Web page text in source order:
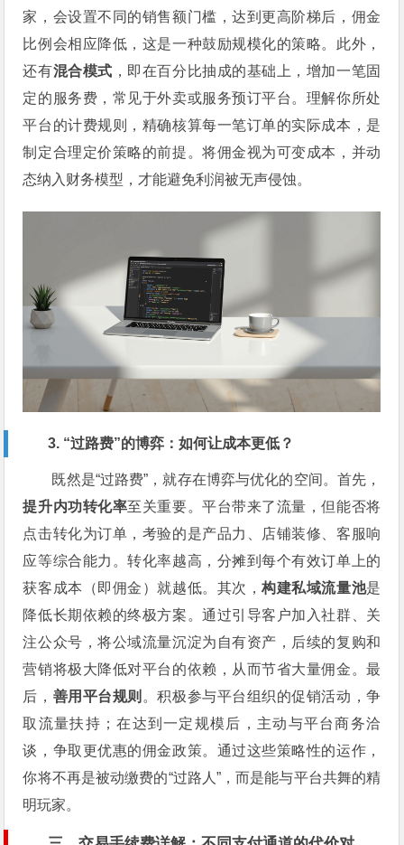
家，会设置不同的销售额门槛，达到更高阶梯后，佣金
比例会相应降低，这是一种鼓励规模化的策略。此外，
还有混合模式 ，即在百分比抽成的基础上，增加一笔固
定的服务费，常见于外卖或服务预订平台。理解你所处
平台的计费规则，精确核算每一笔订单的实际成本，是
制定合理定价策略的前提。将佣金视为可变成本，并动
态纳入财务模型，才能避免利润被无声侵蚀。
3. “过路费”的博弈：如何让成本更低？
既然是“过路费”，就存在博弈与优化的空间。首先，
提升内功转化率至关重要。平台带来了流量，但能否将
点击转化为订单，考验的是产品力、店铺装修、客服响
应等综合能力。转化率越高，分摊到每个有效订单上的
获客成本（即佣金）就越低。其次，构建私域流量池是
降低长期依赖的终极方案。通过引导客户加入社群、关
注公众号，将公域流量沉淀为自有资产，后续的复购和
营销将极大降低对平台的依赖，从而节省大量佣金。最
后， 善用平台规则 。积极参与平台组织的促销活动，争
取流量扶持；在达到一定规模后，主动与平台商务洽
谈，争取更优惠的佣金政策。通过这些策略性的运作，
你将不再是被动缴费的“过路人”，而是能与平台共舞的精
明玩家。